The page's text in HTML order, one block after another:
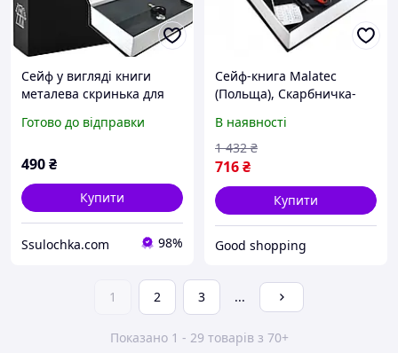
Сейф у вигляді книги
металева скринька для
Malatec 1212 Польща
Готово до відправки
490₴
Купити
Ssulochka.com 98%
Сейф-книга Malatec
(Польща), Скарбничка-
грошей з кодовим
замком, Касові ящики для
грошей, XMU
В наявності
716₴
1 432 ₴
Купити
Good shopping
1 2 3 ...
Показано 1 - 29 товарів з 70+